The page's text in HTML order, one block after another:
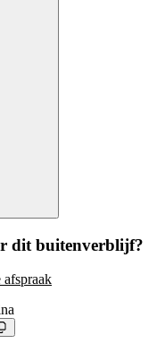
dit buitenverblijf?